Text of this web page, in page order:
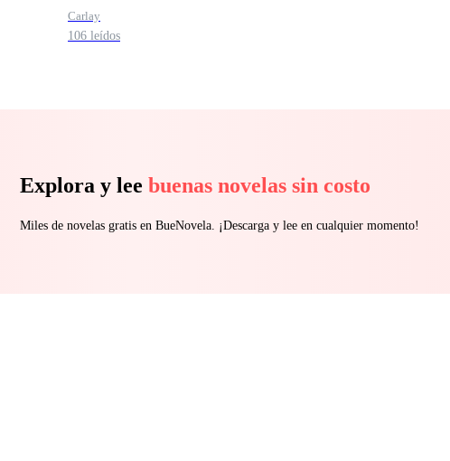
corazón
Carlay
106 leídos
Explora y lee buenas novelas sin costo
Miles de novelas gratis en BueNovela. ¡Descarga y lee en cualquier momento!